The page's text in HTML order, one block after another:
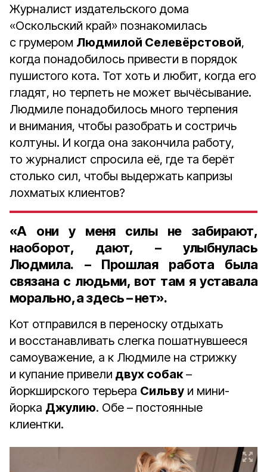
Журналист издательского дома
«Оскольский край» познакомилась
с грумером Людмилой Селевёрстовой,
когда понадобилось привести в порядок
пушистого кота. Тот хоть и любит, когда его
гладят, но терпеть не может вычёсывание.
Людмиле понадобилось много терпения
и внимания, чтобы разобрать и состричь
колтуны. И когда она закончила работу,
то журналист спросила её, где та берёт
столько сил, чтобы выдержать капризы
лохматых клиентов?
«А они у меня силы не забирают,
наоборот, дают, – улыбнулась
Людмила. – Прошлая работа была
связана с людьми, вот там я уставала
морально, а здесь – нет».
Кот отправился в переноску отдыхать
и восстанавливать слегка пошатнувшееся
самоуважение, а к Людмиле на стрижку
и купание привели двух собак–
йоркширского терьера Сильву и мини-
йорка Джулию. Обе – постоянные
клиентки.